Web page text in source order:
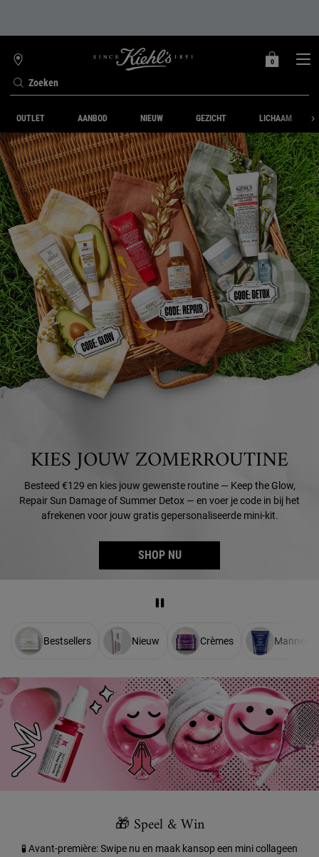
Zoeken
WINKELZOEKER
MIJN
0
0 PRODUCT
OUTLET AANBOD NIEUW GEZICHT LICHAAM
KIES JOUW ZOMERROUTINE
Besteed €129 en kies jouw gewenste routine — Keep the Glow,
Repair Sun Damage of Summer Detox — en voer je code in bij het
afrekenen voor jouw gratis gepersonaliseerde mini-kit.
SHOP NU
Bestsellers Nieuw Crèmes Mannen
🎁 Speel & Win
🧪 Avant-première: Swipe nu en maak kansop een mini collageen